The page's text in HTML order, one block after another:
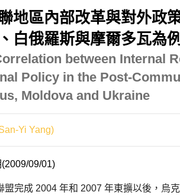
地區內部改革與對外政
白俄羅斯與摩爾多瓦為
between Internal
Policy in the Post-
Moldova and Ukraine
Yi Yang)
09/01)
盟完成 2004 年和 2007 年東擴以後，烏